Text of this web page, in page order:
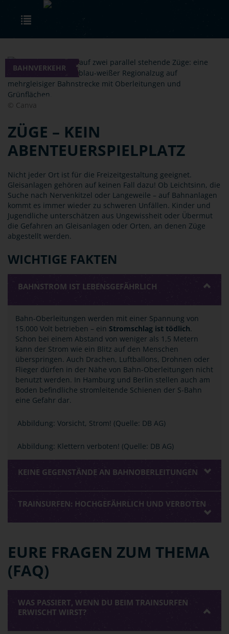
Skip to main content
BAHNVERKEHR
© Canva
ZÜGE – KEIN
ABENTEUERSPIELPLATZ
Nicht jeder Ort ist für die Freizeitgestaltung geeignet.
Gleisanlagen gehören auf keinen Fall dazu! Ob Leichtsinn, die
Suche nach Nervenkitzel oder Langeweile – auf Bahnanlagen
kommt es immer wieder zu schweren Unfällen. Kinder und
Jugendliche unterschätzen aus Ungewissheit oder Übermut
die Gefahren an Gleisanlagen oder Orten, an denen Züge
abgestellt werden.
WICHTIGE FAKTEN
BAHNSTROM IST LEBENSGEFÄHRLICH
Bahn-Oberleitungen werden mit einer Spannung von
15.000 Volt betrieben ­– ein Stromschlag ist tödlich.
Schon bei einem Abstand von weniger als 1,5 Metern
kann der Strom wie ein Blitz auf den Menschen
überspringen. Auch Drachen, Luftballons, Drohnen oder
Flieger dürfen in der Nähe von Bahn-Oberleitungen nicht
benutzt werden. In Hamburg und Berlin stellen auch am
Boden befindliche stromleitende Schienen der S-Bahn
eine Gefahr dar.
Abbildung: Vorsicht, Strom! (Quelle: DB AG)
Abbildung: Klettern verboten! (Quelle: DB AG)
KEINE GEGENSTÄNDE AN BAHNOBERLEITUNGEN
TRAINSURFEN: HOCHGEFÄHRLICH UND VERBOTEN
EURE FRAGEN ZUM THEMA
(FAQ)
WAS PASSIERT, WENN DU BEIM TRAINSURFEN
ERWISCHT WIRST?